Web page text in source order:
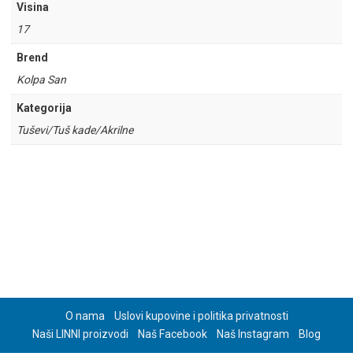
Visina
17
Brend
Kolpa San
Kategorija
Tuševi/Tuš kade/Akrilne
O nama
Uslovi kupovine i politika privatnosti
Naši LINNI proizvodi
Naš Facebook Naš Instagram Blog